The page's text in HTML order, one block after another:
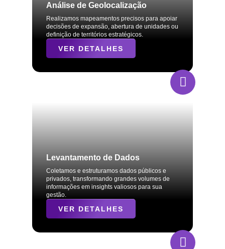
Análise de Geolocalização
Realizamos mapeamentos precisos para apoiar
decisões de expansão, abertura de unidades ou
definição de territórios estratégicos.
VER DETALHES
Levantamento de Dados
Coletamos e estruturamos dados públicos e
privados, transformando grandes volumes de
informações em insights valiosos para sua
gestão.
VER DETALHES